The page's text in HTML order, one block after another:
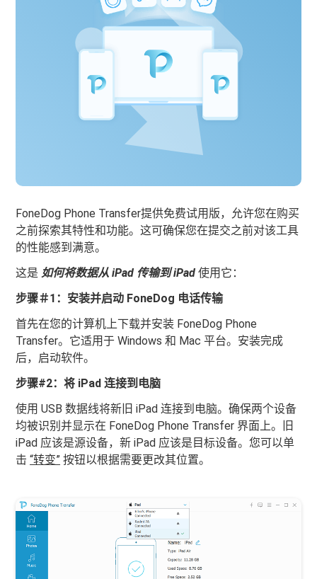
FoneDog Phone Transfer提供免费试用版，允许您在购买
之前探索其特性和功能。这可确保您在提交之前对该工具
的性能感到满意。
这是如何将数据从 iPad 传输到 iPad 使用它：
步骤＃1：安装并启动 FoneDog 电话传输
首先在您的计算机上下载并安装 FoneDog Phone
Transfer。它适用于 Windows 和 Mac 平台。安装完成
后，启动软件。
步骤#2：将 iPad 连接到电脑
使用 USB 数据线将新旧 iPad 连接到电脑。确保两个设备
均被识别并显示在 FoneDog Phone Transfer 界面上。旧
iPad 应该是源设备，新 iPad 应该是目标设备。您可以单
击“转变” 按钮以根据需要更改其位置。